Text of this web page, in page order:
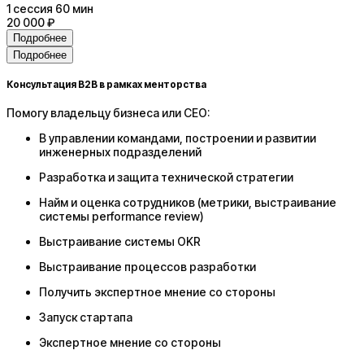
1 сессия 60 мин
20 000 ₽
Подробнее
Подробнее
Консультация B2B в рамках менторства
Помогу владельцу бизнеса или CEO:
В управлении командами, построении и развитии
инженерных подразделений​
Разработка и защита технической стратегии
Найм и оценка сотрудников (метрики, выстраивание
системы performance review)
Выстраивание системы OKR
Выстраивание процессов разработки
Получить экспертное мнение со стороны
Запуск стартапа
Экспертное мнение со стороны